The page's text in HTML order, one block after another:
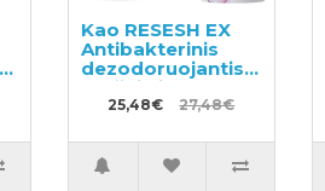
Kao RESESH EX
Antibakterinis
dezodoruojantis
purškiklis
drabužiams ir
muilo kvapas
370ml + užpildas
25,48€ 27,48€